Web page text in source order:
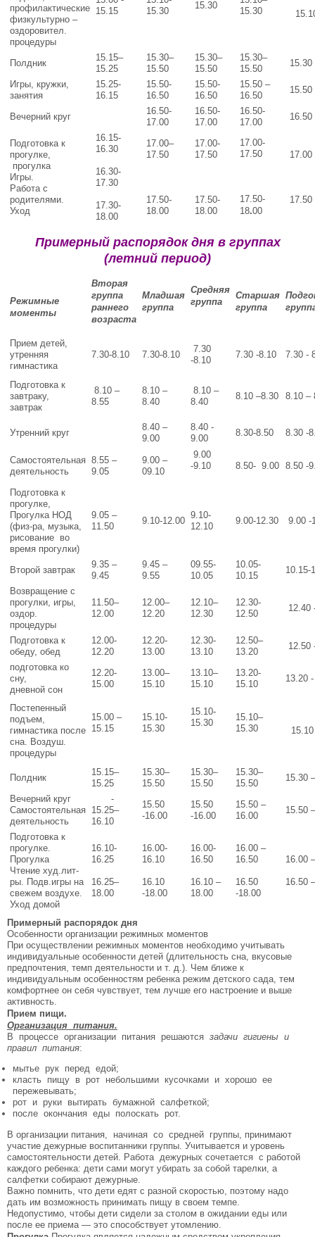
профилактические
физкультурно –
оздоровител.
процедуры
15.15
15.30
15.30
15.30
Полдник
15.15–
15.25
15.30–
15.50
15.30–
15.50
15.30–
15.50
15.30
Игры, кружки,
занятия
15.25-
16.15
15.50-
16.50
15.50-
16.50
15.50 –
16.50
15.50
Вечерний круг
16.50-
17.00
16.50-
17.00
16.50-
17.00
16.50
Подготовка к
прогулке,
прогулка
Игры.
Работа с
родителями.
Уход
16.15-
16.30
16.30-
17.30
17.30-
18.00
17.00–
17.50
17.50-
18.00
17.00-
17.50
17.50-
18.00
17.00-
17.50
17.50-
18.00
17.00
17.50
Примерный распорядок дня в группах
(летний период)
Режимные
моменты
Вторая
группа
раннего
возраста
Младшая
группа
Средняя
группа
Старшая
группа
Прием детей,
утренняя
гимнастика
7.30-8.10 7.30-8.10
7.30
-8.10
7.30 -8.10 7.30 -
Подготовка к
завтраку,
завтрак
8.10 –
8.55
8.10 –
8.40
8.10 –
8.40
8.10 –8.30 8.10 –
Утренний круг
8.40 –
9.00
8.40 -
9.00
8.30-8.50 8.30 -
Самостоятельная
деятельность
8.55 –
9.05
9.00 –
09.10
9.00
-9.10
8.50- 9.00 8.50 -
Подготовка к
прогулке,
Прогулка НОД
(физ-ра, музыка,
рисование во
время прогулки)
9.05 –
11.50
9.10-12.00
9.10-
12.10
9.00-12.30 9.00 -
Второй завтрак
9.35 –
9.45
9.45 –
9.55
09.55-
10.05
10.05-
10.15
10.15-
Возвращение с
прогулки, игры,
оздор.
процедуры
11.50–
12.00
12.00–
12.20
12.10–
12.30
12.30-
12.50
12.40
Подготовка к
обеду, обед
12.00-
12.20
12.20-
13.00
12.30-
13.10
12.50–
13.20
12.50
подготовка ко
сну,
дневной сон
12.20-
15.00
13.00–
15.10
13.10–
15.10
13.20-
15.10
13.20
Постепенный
подъем,
гимнастика после
сна. Воздуш.
процедуры
15.00 –
15.15
15.10-
15.30
15.10-
15.30
15.10–
15.30
Полдник
15.15–
15.25
15.30–
15.50
15.30–
15.50
15.30–
15.50
15.30
Вечерний круг
Самостоятельная
деятельность
-
15.25–
16.10
15.50
-16.00
15.50
-16.00
15.50 –
16.00
15.50
Подготовка к
прогулке.
Прогулка
Чтение худ.лит-
ры. Подв.игры на
свежем воздухе.
Уход домой
16.10-
16.25
16.25–
18.00
16.00-
16.10
16.10
-18.00
16.00-
16.50
16.10 –
18.00
16.00 –
16.50
16.50
-18.00
16.00
16.50
Примерный распорядок дня
Особенности организации режимных моментов
При осуществлении режимных моментов необходимо учитывать
индивидуальные особенности детей (длительность сна, вкусовые
предпочтения, темп деятельности и т. д.). Чем ближе к
индивидуальным особенностям ребенка режим детского сада, тем
комфортнее он себя чувствует, тем лучше его настроение и выше
активность.
Прием пищи.
Организация питания.
В процессе организации питания решаются задачи гигиены и
правил питания:
мытье рук перед едой;
класть пищу в рот небольшими кусочками и хорошо ее
пережевывать;
рот и руки вытирать бумажной салфеткой;
после окончания еды полоскать рот.
В организации питания, начиная со средней группы, принимают
участие дежурные воспитанники группы. Учитывается и уровень
самостоятельности детей. Работа дежурных сочетается с работой
каждого ребенка: дети сами могут убирать за собой тарелки, а
салфетки собирают дежурные.
Важно помнить, что дети едят с разной скоростью, поэтому надо
дать им возможность принимать пищу в своем темпе.
Недопустимо, чтобы дети сидели за столом в ожидании еды или
после ее приема — это способствует утомлению.